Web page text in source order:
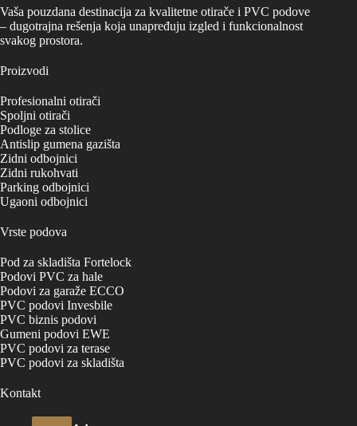
Vaša pouzdana destinacija za kvalitetne otirače i PVC podove
– dugotrajna rešenja koja unapređuju izgled i funkcionalnost
svakog prostora.
Proizvodi
Profesionalni otirači
Spoljni otirači
Podloge za stolice
Antislip gumena gazišta
Zidni odbojnici
Zidni rukohvati
Parking odbojnici
Ugaoni odbojnici
Vrste podova
Pod za skladišta Fortelock
Podovi PVC za hale
Podovi za garaže ECCO
PVC podovi Invesbile
PVC biznis podovi
Gumeni podovi EWE
PVC podovi za terase
PVC podovi za skladišta
Kontakt